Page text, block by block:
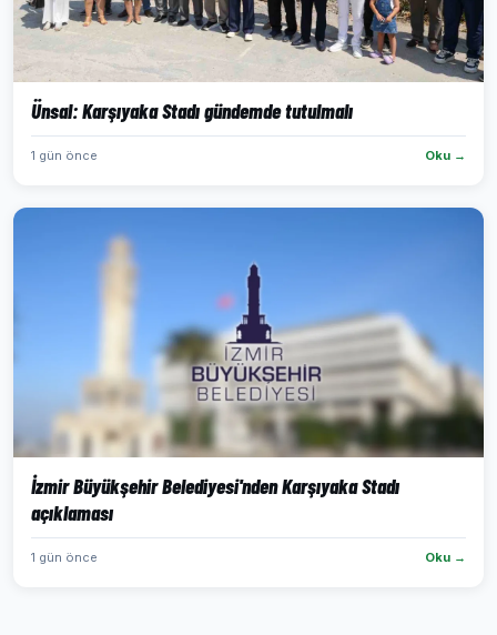
Ünsal: Karşıyaka Stadı gündemde tutulmalı
1 gün önce Oku →
İzmir Büyükşehir Belediyesi'nden Karşıyaka Stadı
açıklaması
1 gün önce Oku →